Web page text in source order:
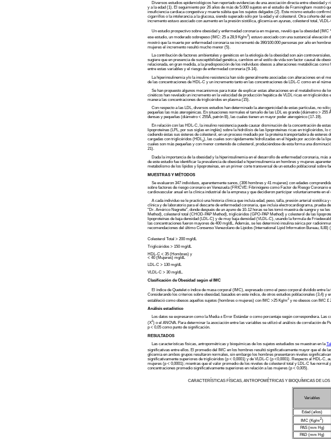
Diversos estudios epidemiológicos han reportado evidencias de una asociación directa entre obesidad
y a la edad (1). El seguimiento por 26 años de más de 5.000 sujetos en el estudio de Framingham mostró
insuficiencia cardiaca congestiva y muerte súbita que los sujetos delgados (2). Este mismo estudio
cigarrillos o la intolerancia a la glucosa, siendo superado sólo por la edad y el colesterol. Otra cohorte del
incremento estuvo asociado con aumento en la presión sistólica, glicemia en ayunas, colesterol total,
Un estudio prospectivo sobre obesidad y enfermedad coronaria en mujeres, reveló que la obesidad (IMC
ese estudio, un moderado sobrepeso (IMC: 25 a 28,9 Kg/m2) estuvo asociado con una sustancial elevación
mostró que la muerte por enfermedad coronaria se incrementó de 390/100.000 personas por año en
mujeres el incremento resultó mucho menor (5).
La contribución de factores ambientales y genéticos en la etiología de la obesidad son aún
sugiere que en presencia de susceptibilidad genética, cambios en el estilo de vida son factor causal de
relacionada, en gran medida, a la predisposición de los individuos obesos a alteraciones metabólicas
entre estas variables y el riesgo de enfermedad coronaria (9-14).
La hiperinsulinemia y/o la insulino resistencia han sido generalmente asociadas con alteraciones en el
de las concentraciones de HDL-C y un incremento tanto en las concentraciones de LDL-C como en el
Se han propuesto algunos mecanismos para tratar de explicar estas alteraciones en el metabolismo de
cinéticos han revelado un incremento en la velocidad de producción hepática de VLDL ricas en
manera las concentraciones de triglicéridos en plasma (15).
Con respecto a las LDL, diversos estudios han determinado la aterogenicidad de estas partículas, no
pequeñas las más aterogénicas. En situaciones normales el tamaño de las LDL es grande (diámetro >
densas y pequeñas (diámetro < 255Å, patrón B), las cuales tienen un mayor poder aterogénico (17-19).
En relación con las HDL-C, la insulino resistencia puede causar disminución de la concentración de
lipoproteínas (LPL, por sus siglas en inglés) sobre la hidrólisis de las lipoproteínas ricas en triglicéridos,
cediendo éstas sus ésteres de colesterol, en un proceso mediado por la proteína transportadora de
cargadas con triglicéridos (HDL 2), las cuales son rápidamente hidrolizadas en el hígado por acción de la
cuales son más pequeñas y con menor contenido de colesterol, produciéndose de esta forma una
21).
Dada la importancia de la obesidad y la hiperinsulinemia en el desarrollo de enfermedad coronaria,
de este estudio fue identificar la prevalencia de obesidad e hiperinsulinemia en hombres y mujeres
metabolismo de los lípidos y lipoproteínas, en un primer corte transversal de un estudio poblacional sobre
MUESTRAS Y MÉTODOS
Se evaluaron 347 individuos, aparentemente sanos, (306 hombres y 41 mujeres) con edades
sobre factores de riesgo coronario en Venezuela (FRICVE: Fibrinógeno como Factor de Riesgo
cardiovascular anual en la clínica industrial de la empresa y que decidieron participar voluntariamente en el
A cada individuo se le practicó una historia clínica que incluía edad, peso, talla, presión arterial sistólica
clínica y de laboratorio para el descarte de enfermedad coronaria, que incluía electrocardiograma, prueba
"Dr. Américo Negrette", donde después de un ayuno de 10-12 horas se les tomó muestra de sangre y se
Method), colesterol total (CHOD-PAP Method), triglicéridos (GPO-PAP Method) y colesterol de las
lipoproteínas de baja densidad (LDL-C) y de muy baja densidad (VLDL-C), usando la formula de
las concentraciones fueron mayores de 400 mg/dL. Además, se les determinó insulina sérica por
recomendaciones del último Consenso Venezolano de Lípidos (International Lipid Information Bureau,
Colesterol Total > 200 mg/dL
Triglicéridos > 150 mg/dL
HDL-C < 35 (Hombres) y
< 40 (Mujeres) mg/dL
LDL-C > 130 mg/dL
VLDL-C > 30 mg/dL.
Clasificación de Obesidad según el IMC
El índice de Quetelet o índice de masa corporal (IMC), expresado como el peso corporal dividido entre la
Considerando los criterios sobre obesidad, basados en este índice, de otros estudios poblacionales (3,4)
estableció como obesos aquellos sujetos (hombres o mujeres) con IMC >25 Kg/m2 y no obesos con IMC £
Análisis estadístico
Los datos se expresaron como la Media ± Error Estándar o como porcentaje según correspondiera. Las
(X2) o el ANOVA. Para determinar la asociación entre las variables se utilizó el análisis de correlación de
p < 0,05 como punto de significación.
RESULTADOS
Las características físicas, antropométricas y bioquímicas de los sujetos estudiados se muestran en la
significativas entre ellos. El promedio del IMC en los hombres resultó significativamente mayor que el de
glicemia en ambos grupos resultaron normales, sin embargo los hombres presentaron niveles
significativamente superiores de triglicéridos (p < 0,0001) y de VLDL-C (p <0,0001). Respecto al HDL-C,
mujeres (p < 0,0001); mientras que el valor promedio de los niveles de colesterol total y LDL-C fue
concentraciones promedio significativamente superiores en relación a las mujeres (p < 0,005).
CARACTERÍSTICAS FÍSICAS, ANTROPOMÉTRICAS Y BIOQUÍMICAS DE
Variables
Edad (años)
IMC (Kg/m2)
PAS (mm Hg)
PAD (mm Hg)